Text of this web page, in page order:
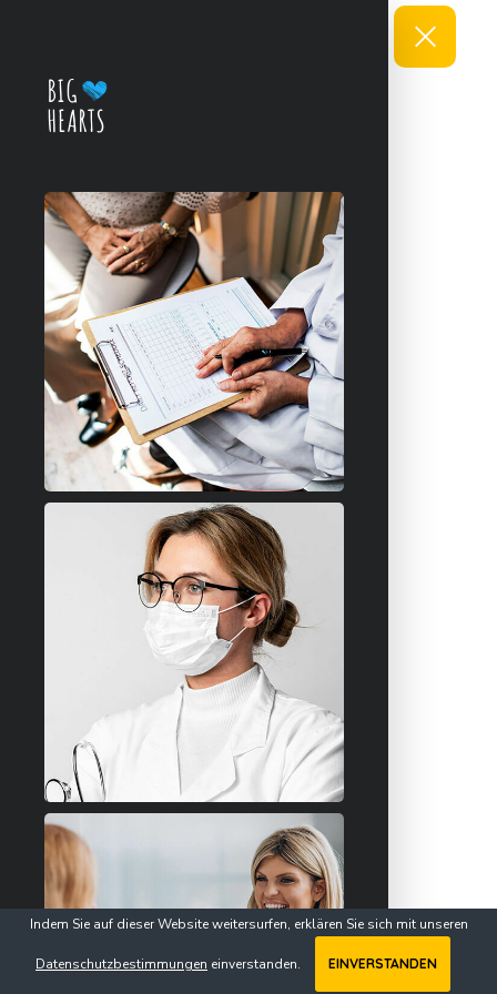
Indem Sie auf dieser Website weitersurfen, erklären Sie sich mit unseren
Datenschutzbestimmungen einverstanden. EINVERSTANDEN